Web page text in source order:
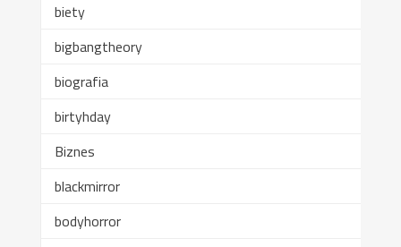
biety
bigbangtheory
biografia
birtyhday
Biznes
blackmirror
bodyhorror